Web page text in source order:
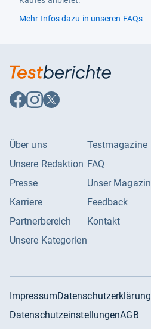
Mehr Infos dazu in unseren FAQs
Auf
Facebook
Auf
Instagram
Auf
X
Über uns
Unsere Redaktion
Presse
Karriere
Partnerbereich
Unsere Kategorien
Testmagazine
FAQ
Unser Magazin
Feedback
Kontakt
ImpressumDatenschutzerklärung
DatenschutzeinstellungenAGB